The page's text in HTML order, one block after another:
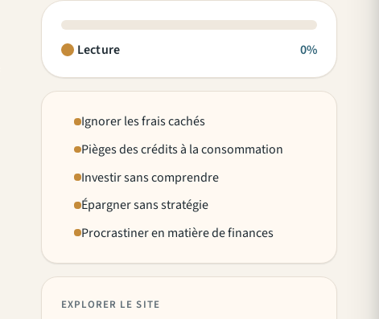
Lecture 0%
Ignorer les frais cachés
Pièges des crédits à la consommation
Investir sans comprendre
Épargner sans stratégie
Procrastiner en matière de finances
EXPLORER LE SITE